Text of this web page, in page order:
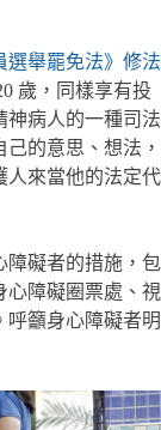
選舉罷免法》修法
歲，同樣享有投
神病人的一種司法
的意思、想法，
人來當他的法定代
障礙者的措施，包
心障礙圈票處、視
呼籲身心障礙者明